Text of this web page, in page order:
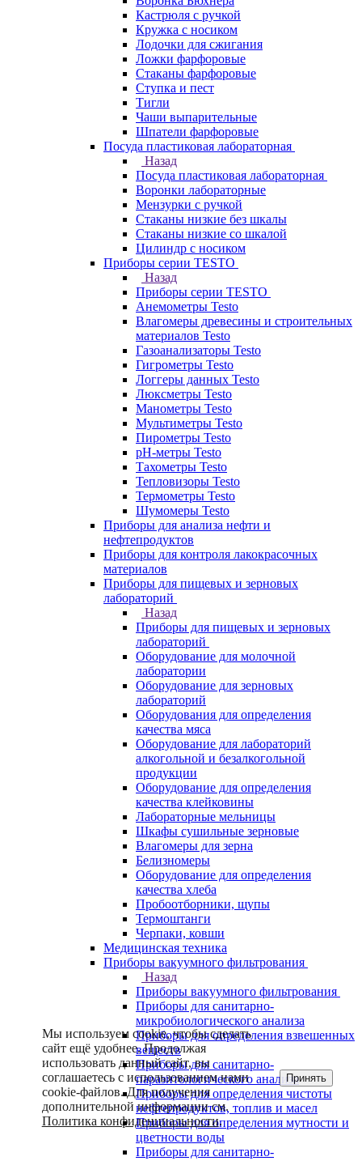
Кастрюля с ручкой
Кружка с носиком
Лодочки для сжигания
Ложки фарфоровые
Стаканы фарфоровые
Ступка и пест
Тигли
Чаши выпарительные
Шпатели фарфоровые
Посуда пластиковая лабораторная
Назад
Посуда пластиковая лабораторная
Воронки лабораторные
Мензурки с ручкой
Стаканы низкие без шкалы
Стаканы низкие со шкалой
Цилиндр с носиком
Приборы серии TESTO
Назад
Приборы серии TESTO
Анемометры Testo
Влагомеры древесины и строительных
материалов Testo
Газоанализаторы Testo
Гигрометры Testo
Логгеры данных Testo
Люксметры Testo
Манометры Testo
Мультиметры Testo
Пирометры Testo
pH-метры Testo
Тахометры Testo
Тепловизоры Testo
Термометры Testo
Шумомеры Testo
Приборы для анализа нефти и
нефтепродуктов
Приборы для контроля лакокрасочных
материалов
Приборы для пищевых и зерновых
лабораторий
Назад
Приборы для пищевых и зерновых
лабораторий
Оборудование для молочной
лаборатории
Оборудование для зерновых
лабораторий
Оборудования для определения
качества мяса
Оборудование для лабораторий
алкогольной и безалкогольной
продукции
Оборудование для определения
качества клейковины
Лабораторные мельницы
Шкафы сушильные зерновые
Влагомеры для зерна
Белизномеры
Оборудование для определения
качества хлеба
Пробоотборники, щупы
Термоштанги
Черпаки, ковши
Медицинская техника
Приборы вакуумного фильтрования
Назад
Приборы вакуумного фильтрования
Приборы для санитарно-
микробиологического анализа
Приборы для определения взвешенных
веществ
Приборы для санитарно-
паразитологического анализа
Приборы для определения чистоты
нефтепродуктов, топлив и масел
Приборы для определения мутности и
цветности воды
Приборы для санитарно-
Мы используем cookie, чтобы сделать
сайт ещё удобнее. Продолжая
использовать данный сайт, вы
соглашаетесь с использованием нами
cookie-файлов. Для получения
дополнительной информации см.
Политика конфиденциальности.
Принять